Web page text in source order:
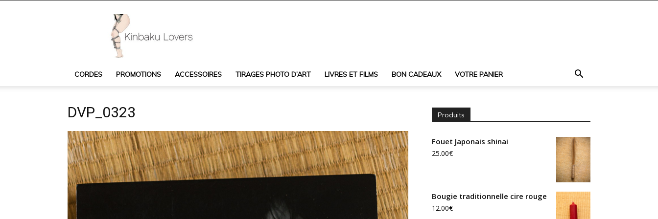
:
accessoires
CORDES PROMOTIONS ACCESSOIRES TIRAGES PHOTO D’ART LIVRES ET FILMS BON CADEAUX VOTRE PANIER
DVP_0323 Produits
Fouet Japonais shinai
25.00€
Bougie traditionnelle cire rouge
12.00€